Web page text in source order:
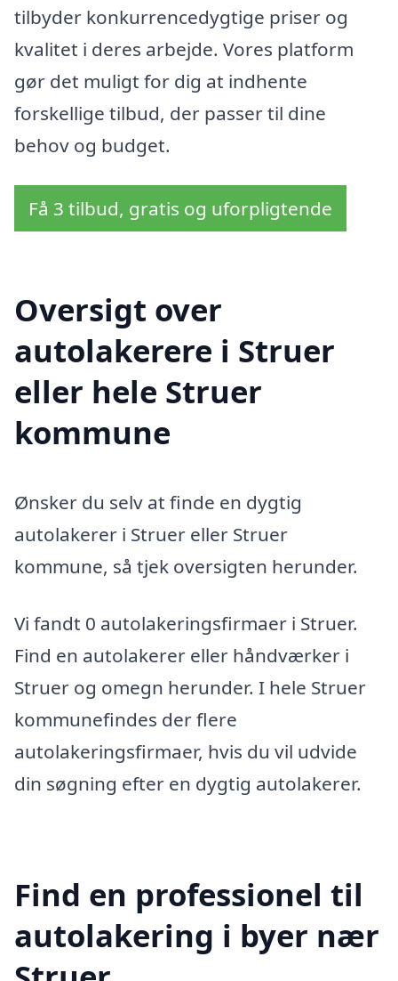
tilbyder konkurrencedygtige priser og
kvalitet i deres arbejde. Vores platform
gør det muligt for dig at indhente
forskellige tilbud, der passer til dine
behov og budget.
Få 3 tilbud, gratis og uforpligtende
Oversigt over
autolakerere i Struer
eller hele Struer
kommune
Ønsker du selv at finde en dygtig
autolakerer i Struer eller Struer
kommune, så tjek oversigten herunder.
Vi fandt 0 autolakeringsfirmaer i Struer.
Find en autolakerer eller håndværker i
Struer og omegn herunder. I hele Struer
kommunefindes der flere
autolakeringsfirmaer, hvis du vil udvide
din søgning efter en dygtig autolakerer.
Find en professionel til
autolakering i byer nær